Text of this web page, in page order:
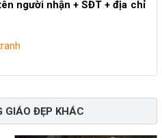
người nhận + SĐT + địa chỉ
GIÁO ĐẸP KHÁC